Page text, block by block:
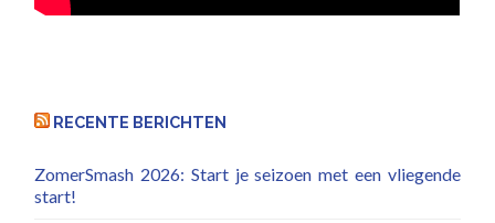
RECENTE BERICHTEN
ZomerSmash 2026: Start je seizoen met een vliegende
start!